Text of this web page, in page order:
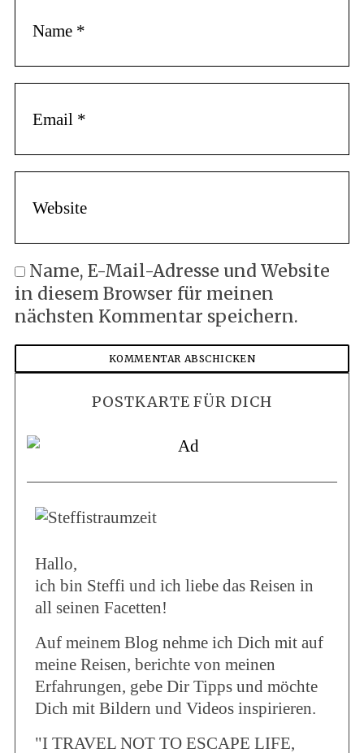
Name, E-Mail-Adresse und Website
in diesem Browser für meinen
nächsten Kommentar speichern.
POSTKARTE FÜR DICH
Hallo,
ich bin Steffi und ich liebe das Reisen in
all seinen Facetten!
Auf meinem Blog nehme ich Dich mit auf
meine Reisen, berichte von meinen
Erfahrungen, gebe Dir Tipps und möchte
Dich mit Bildern und Videos inspirieren.
"I TRAVEL NOT TO ESCAPE LIFE,